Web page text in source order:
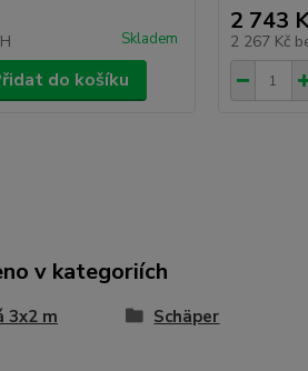
Skladem
do košíku
2 743
2 267 Kč
v kategoriích
3x2 m Schäper